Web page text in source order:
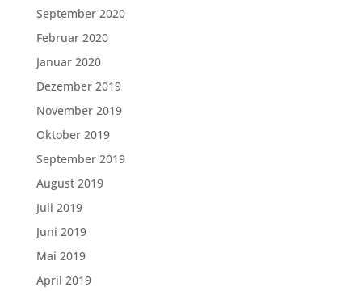
September 2020
Februar 2020
Januar 2020
Dezember 2019
November 2019
Oktober 2019
September 2019
August 2019
Juli 2019
Juni 2019
Mai 2019
April 2019